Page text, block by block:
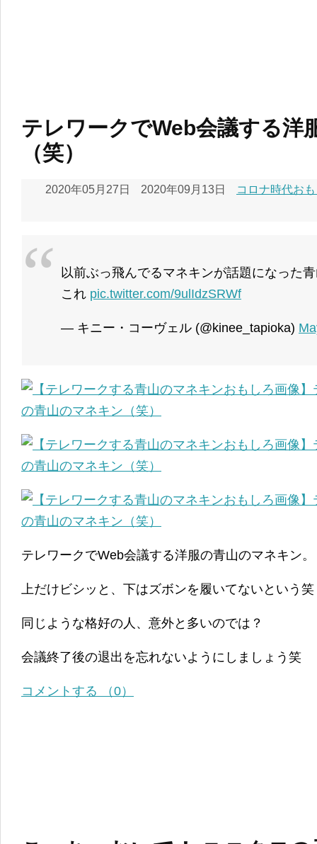
テレワークでWeb会議する洋
（笑）
2020年05月27日 2020年09月13日 コロナ時代お
以前ぶっ飛んでるマネキンが話題になった
これ pic.twitter.com/9ulIdzSRWf
— キニー・コーヴェル (@kinee_tapioka)
テレワークでWeb会議する洋服の青山のマネキン。
上だけビシッと、下はズボンを履いてないという笑
同じような格好の人、意外と多いのでは？
会議終了後の退出を忘れないようにしましょう笑
コメントする （0）